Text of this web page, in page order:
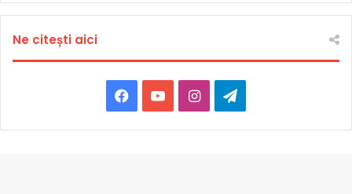
Ne citești aici
Facebook
YouTubeInstagramTelegram